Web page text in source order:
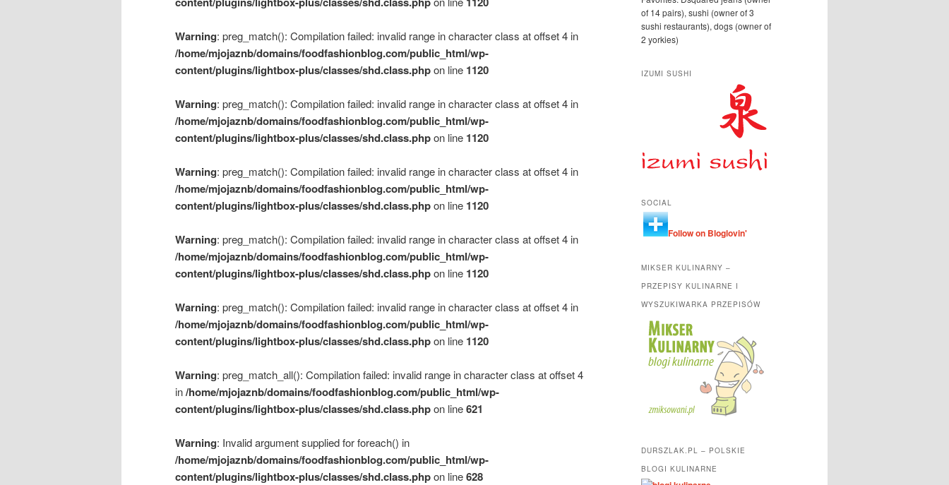
Warning: preg_match(): Compilation failed: invalid range in character class at offset 4 in
/home/mjojaznb/domains/foodfashionblog.com/public_html/wp-
content/plugins/lightbox-plus/classes/shd.class.phpon line 1120
Warning: preg_match(): Compilation failed: invalid range in character class at offset 4 in
/home/mjojaznb/domains/foodfashionblog.com/public_html/wp-
content/plugins/lightbox-plus/classes/shd.class.phpon line 1120
Warning: preg_match(): Compilation failed: invalid range in character class at offset 4 in
/home/mjojaznb/domains/foodfashionblog.com/public_html/wp-
content/plugins/lightbox-plus/classes/shd.class.phpon line 1120
Warning: preg_match(): Compilation failed: invalid range in character class at offset 4 in
/home/mjojaznb/domains/foodfashionblog.com/public_html/wp-
content/plugins/lightbox-plus/classes/shd.class.phpon line 1120
Warning: preg_match(): Compilation failed: invalid range in character class at offset 4 in
/home/mjojaznb/domains/foodfashionblog.com/public_html/wp-
content/plugins/lightbox-plus/classes/shd.class.phpon line 1120
Warning: preg_match_all(): Compilation failed: invalid range in character class at offset 4
in/home/mjojaznb/domains/foodfashionblog.com/public_html/wp-
content/plugins/lightbox-plus/classes/shd.class.phpon line621
Warning: Invalid argument supplied for foreach() in
/home/mjojaznb/domains/foodfashionblog.com/public_html/wp-
content/plugins/lightbox-plus/classes/shd.class.phpon line628
of 14 pairs), sushi (owner of 3
sushi restaurants), dogs (owner of
2 yorkies)
IZUMI SUSHI
SOCIAL
Follow on Bloglovin'
MIKSER KULINARNY –
PRZEPISY KULINARNE I
WYSZUKIWARKA PRZEPISÓW
DURSZLAK.PL – POLSKIE
BLOGI KULINARNE